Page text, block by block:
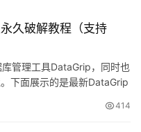
久破解教程（支持
管理工具DataGrip，同时也
下面展示的是最新DataGrip
你如何永久激活DataGrip至
414